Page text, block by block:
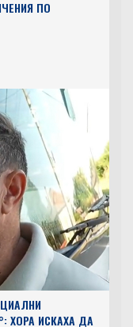
ПО
ХОРА ИСКАХА ДА